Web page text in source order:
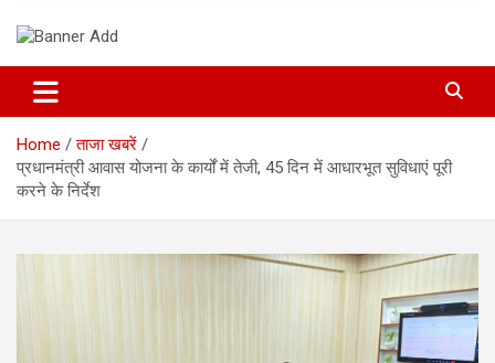
The Hillpost
Home
ताजा खबरें
प्रधानमंत्री आवास योजना के कार्यों में तेजी, 45 दिन में आधारभूत सुविधाएं पूरी
करने के निर्देश